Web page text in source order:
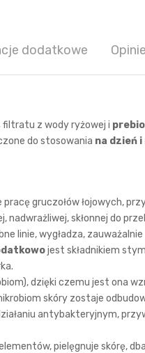
dodatkowe
filtratu z wody ryżowej i
do stosowania na dzień i
gruczołów łojowych,
nadwrażliwej, skłonnej do
linie, wygładza,
jest składnikiem
dzięki czemu jest ona
skóry zostaje
antybakteryjnym,
pielęgnuje skórę,